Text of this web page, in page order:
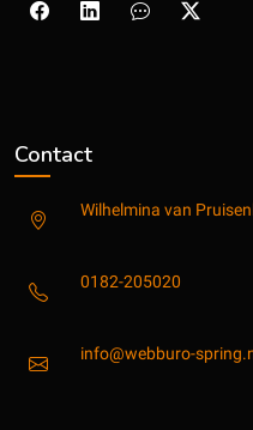
Contact
Wilhelmina van
0182-205020
info@webburo-